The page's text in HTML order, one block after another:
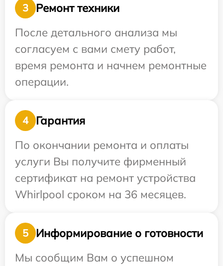
3
Ремонт техники
После детального анализа мы
согласуем с вами смету работ,
время ремонта и начнем ремонтные
операции.
4
Гарантия
По окончании ремонта и оплаты
услуги Вы получите фирменный
сертификат на ремонт устройства
Whirlpool сроком на 36 месяцев.
5
Информирование о готовности
Мы сообщим Вам о успешном